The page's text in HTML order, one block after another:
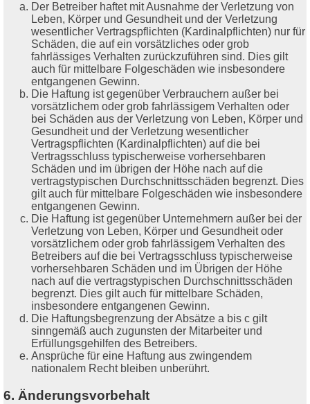
Der Betreiber haftet mit Ausnahme der Verletzung von
Leben, Körper und Gesundheit und der Verletzung
wesentlicher Vertragspflichten (Kardinalpflichten) nur für
Schäden, die auf ein vorsätzliches oder grob
fahrlässiges Verhalten zurückzuführen sind. Dies gilt
auch für mittelbare Folgeschäden wie insbesondere
entgangenen Gewinn.
Die Haftung ist gegenüber Verbrauchern außer bei
vorsätzlichem oder grob fahrlässigem Verhalten oder
bei Schäden aus der Verletzung von Leben, Körper und
Gesundheit und der Verletzung wesentlicher
Vertragspflichten (Kardinalpflichten) auf die bei
Vertragsschluss typischerweise vorhersehbaren
Schäden und im übrigen der Höhe nach auf die
vertragstypischen Durchschnittsschäden begrenzt. Dies
gilt auch für mittelbare Folgeschäden wie insbesondere
entgangenen Gewinn.
Die Haftung ist gegenüber Unternehmern außer bei der
Verletzung von Leben, Körper und Gesundheit oder
vorsätzlichem oder grob fahrlässigem Verhalten des
Betreibers auf die bei Vertragsschluss typischerweise
vorhersehbaren Schäden und im Übrigen der Höhe
nach auf die vertragstypischen Durchschnittsschäden
begrenzt. Dies gilt auch für mittelbare Schäden,
insbesondere entgangenen Gewinn.
Die Haftungsbegrenzung der Absätze a bis c gilt
sinngemäß auch zugunsten der Mitarbeiter und
Erfüllungsgehilfen des Betreibers.
Ansprüche für eine Haftung aus zwingendem
nationalem Recht bleiben unberührt.
6. Änderungsvorbehalt